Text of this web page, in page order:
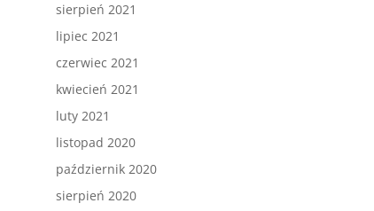
sierpień 2021
lipiec 2021
czerwiec 2021
kwiecień 2021
luty 2021
listopad 2020
październik 2020
sierpień 2020